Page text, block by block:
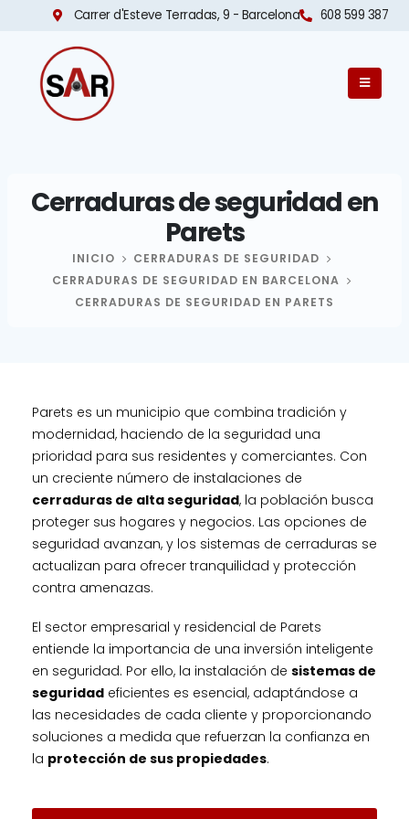
Carrer d'Esteve Terradas, 9 - Barcelona​ 608 599 387
Cerraduras de seguridad en
Parets
INICIO
CERRADURAS DE SEGURIDAD
CERRADURAS DE SEGURIDAD EN BARCELONA
CERRADURAS DE SEGURIDAD EN PARETS
Parets es un municipio que combina tradición y
modernidad, haciendo de la seguridad una
prioridad para sus residentes y comerciantes. Con
un creciente número de instalaciones de
cerraduras de alta seguridad, la población busca
proteger sus hogares y negocios. Las opciones de
seguridad avanzan, y los sistemas de cerraduras se
actualizan para ofrecer tranquilidad y protección
contra amenazas.
El sector empresarial y residencial de Parets
entiende la importancia de una inversión inteligente
en seguridad. Por ello, la instalación de sistemas de
seguridad eficientes es esencial, adaptándose a
las necesidades de cada cliente y proporcionando
soluciones a medida que refuerzan la confianza en
la protección de sus propiedades.